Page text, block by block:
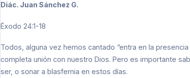
Diác. Juan Sánchez G.
Éxodo 24:1-18
Todos, alguna vez hemos cantado “entra en la
completa unión con nuestro Dios. Pero es importante
ser, o sonar a blasfemia en estos días.